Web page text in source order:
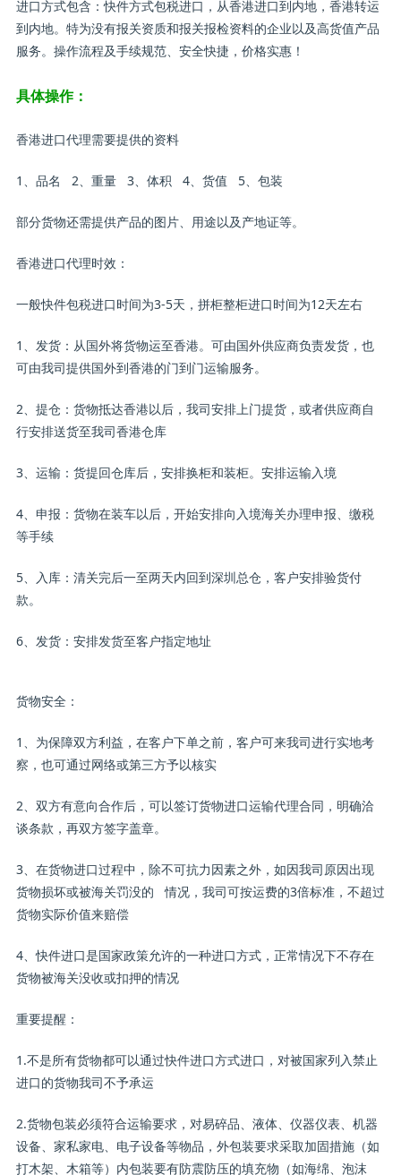
进口方式包含：快件方式包税进口，从香港进口到内地，香港转运
到内地。特为没有报关资质和报关报检资料的企业以及高货值产品
服务。操作流程及手续规范、安全快捷，价格实惠！
具体操作：
香港进口代理需要提供的资料
1、品名 2、重量 3、体积 4、货值 5、包装
部分货物还需提供产品的图片、用途以及产地证等。
香港进口代理时效：
一般快件包税进口时间为3-5天，拼柜整柜进口时间为12天左右
1、发货：从国外将货物运至香港。可由国外供应商负责发货，也
可由我司提供国外到香港的门到门运输服务。
2、提仓：货物抵达香港以后，我司安排上门提货，或者供应商自
行安排送货至我司香港仓库
3、运输：货提回仓库后，安排换柜和装柜。安排运输入境
4、申报：货物在装车以后，开始安排向入境海关办理申报、缴税
等手续
5、入库：清关完后一至两天内回到深圳总仓，客户安排验货付
款。
6、发货：安排发货至客户指定地址
货物安全：
1、为保障双方利益，在客户下单之前，客户可来我司进行实地考
察，也可通过网络或第三方予以核实
2、双方有意向合作后，可以签订货物进口运输代理合同，明确洽
谈条款，再双方签字盖章。
3、在货物进口过程中，除不可抗力因素之外，如因我司原因出现
货物损坏或被海关罚没的 情况，我司可按运费的3倍标准，不超过
货物实际价值来赔偿
4、快件进口是国家政策允许的一种进口方式，正常情况下不存在
货物被海关没收或扣押的情况
重要提醒：
1.不是所有货物都可以通过快件进口方式进口，对被国家列入禁止
进口的货物我司不予承运
2.货物包装必须符合运输要求，对易碎品、液体、仪器仪表、机器
设备、家私家电、电子设备等物品，外包装要求采取加固措施（如
打木架、木箱等）内包装要有防震防压的填充物（如海绵、泡沫